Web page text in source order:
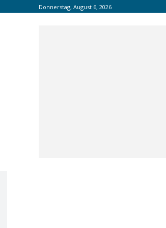
Donnerstag, August 6, 2026